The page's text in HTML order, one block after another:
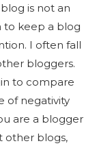
is not an
to keep a blog
I often fall
bloggers.
to compare
of negativity
are a blogger
other blogs,